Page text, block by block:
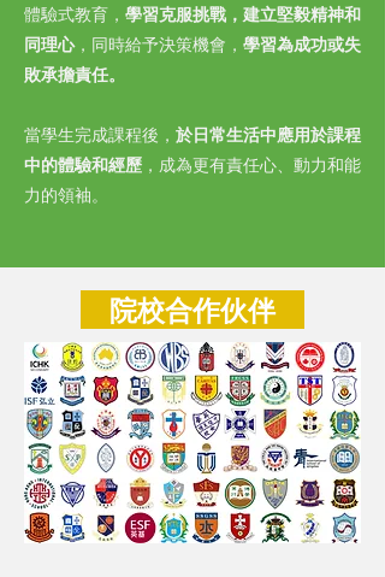
體驗式教育， 學習克服挑戰，建立堅毅精神和
同理心，同時給予決策機會， 學習為成功或失
敗承擔責任。
當學生完成課程後， 於日常生活中應用於課程
中的體驗和經歷 ，成為更有責任心、動力和能
力的領袖。
院校合作伙伴